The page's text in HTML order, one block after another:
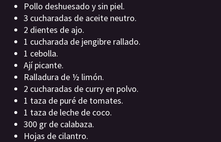
Pollo deshuesado y sin piel.
3 cucharadas de aceite neutro.
2 dientes de ajo.
1 cucharada de jengibre rallado.
1 cebolla.
Ají picante.
Ralladura de ½ limón.
2 cucharadas de curry en polvo.
1 taza de puré de tomates.
1 taza de leche de coco.
300 gr de calabaza.
Hojas de cilantro.